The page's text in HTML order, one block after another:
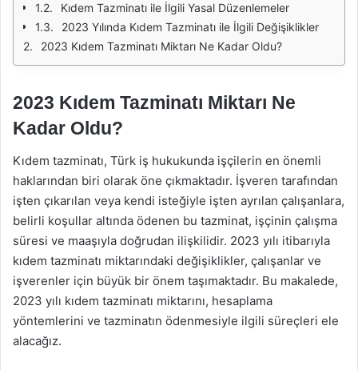
Kıdem Tazminatı ile İlgili Yasal Düzenlemeler
2023 Yılında Kıdem Tazminatı ile İlgili Değişiklikler
2023 Kıdem Tazminatı Miktarı Ne Kadar Oldu?
2023 Kıdem Tazminatı Miktarı Ne
Kadar Oldu?
Kıdem tazminatı, Türk iş hukukunda işçilerin en önemli
haklarından biri olarak öne çıkmaktadır. İşveren tarafından
işten çıkarılan veya kendi isteğiyle işten ayrılan çalışanlara,
belirli koşullar altında ödenen bu tazminat, işçinin çalışma
süresi ve maaşıyla doğrudan ilişkilidir. 2023 yılı itibarıyla
kıdem tazminatı miktarındaki değişiklikler, çalışanlar ve
işverenler için büyük bir önem taşımaktadır. Bu makalede,
2023 yılı kıdem tazminatı miktarını, hesaplama
yöntemlerini ve tazminatın ödenmesiyle ilgili süreçleri ele
alacağız.